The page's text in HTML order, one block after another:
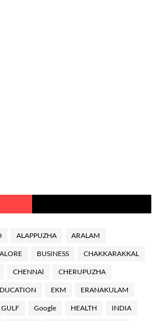
ALAPPUZHA ARALAM
BUSINESS CHAKKARAKKAL
CHENNAl CHERUPUZHA
EKM ERANAKULAM
GULF Google HEALTH INDIA